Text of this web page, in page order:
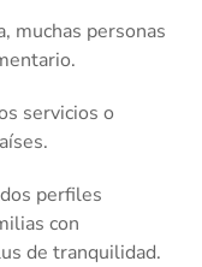
muchas personas
servicios o
perfiles
con
de tranquilidad.